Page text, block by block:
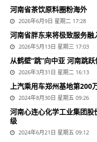
河南省茶饮原料圈粉海外
2026年6月9日 星期二 17:28
河南省胖东来将极致服务融
2026年5月13日 星期三 17:03
从鹤壁“跳”向中亚 河南跳
2026年3月31日 星期二 16:13
上汽乘用车郑州基地第200
2024年8月30日 星期五 09:26
河南心连心化学工业集团股
级
2024年6月21日 星期五 09:12